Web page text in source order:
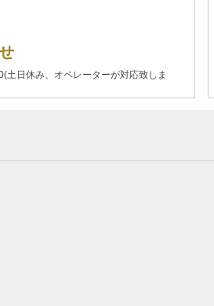
日休み、オペレーターが対応致しま